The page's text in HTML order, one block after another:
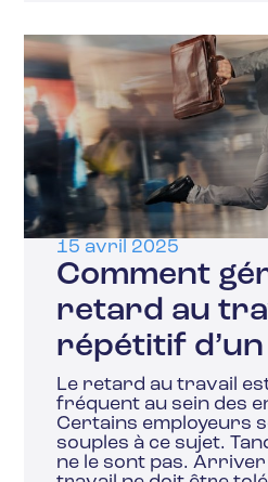
15 avril 2025
Comment
retard au
répétitif d’un
Le retard au travail
fréquent au sein des
Certains employeurs
souples à ce sujet.
ne le sont pas.